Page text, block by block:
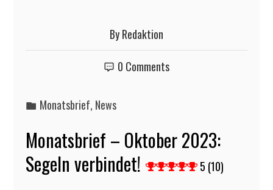
ByRedaktion
0 Comments
Monatsbrief, News
Monatsbrief – Oktober 2023:
Segeln verbindet!
5 (10)